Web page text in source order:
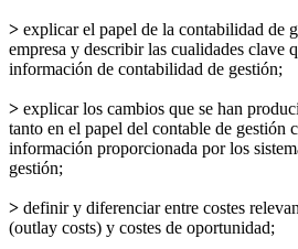
> explicar el papel de la contabilidad de
empresa y describir las cualidades clave
información de contabilidad de gestión;
> explicar los cambios que se han
tanto en el papel del contable de gestión
información proporcionada por los
gestión;
> definir y diferenciar entre costes
(outlay costs) y costes de oportunidad;